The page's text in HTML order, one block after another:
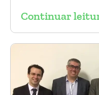
foto, Dr. Daniel
Angiologia e
do Sul.
Continuar